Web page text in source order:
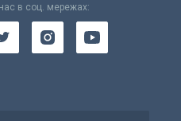
в соц. мережах: